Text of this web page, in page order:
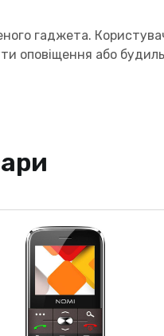
гаджета.
оповіщення або